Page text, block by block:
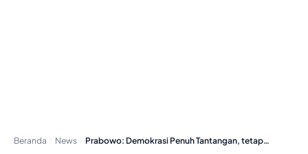
Beranda News Prabowo: Demokrasi Penuh Tantangan, tetapi Tetap Sistem Terbaik…